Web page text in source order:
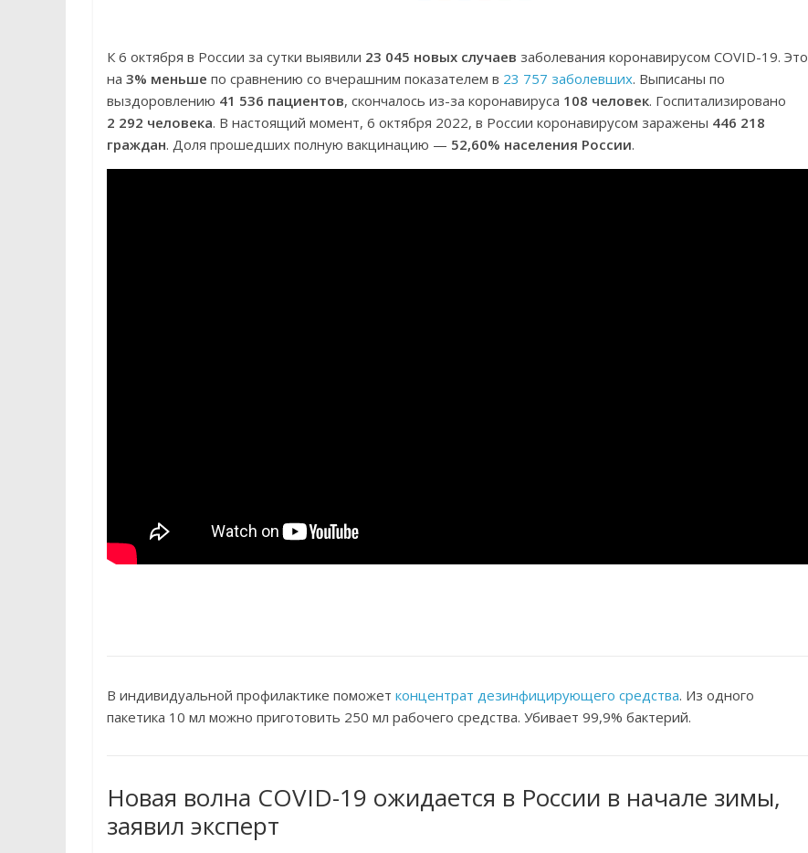
К 6 октября в России за сутки выявили 23 045 новых случаев заболевания коронавирусом COVID-19. Это
на 3% меньше по сравнению со вчерашним показателем в 23 757 заболевших. Выписаны по
выздоровлению 41 536 пациентов, скончалось из-за коронавируса 108 человек. Госпитализировано
2 292 человека. В настоящий момент, 6 октября 2022, в России коронавирусом заражены 446 218
граждан. Доля прошедших полную вакцинацию — 52,60% населения России.
В индивидуальной профилактике поможет концентрат дезинфицирующего средства. Из одного
пакетика 10 мл можно приготовить 250 мл рабочего средства. Убивает 99,9% бактерий.
Новая волна COVID-19 ожидается в России в начале зимы,
заявил эксперт